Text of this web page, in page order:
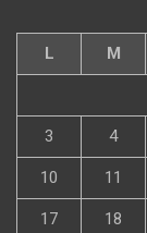
L M
3 4
10 11
17 18